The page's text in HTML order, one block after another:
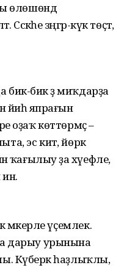
өлөшөндә
зәңгәр-күк төҫтә,
бик әҙ миҡдарҙа
япрағын
оҙаҡ көттөрмәҫ –
эс китә, йөрәк
ҡағылыу ҙа хәүефле,
мәкерле үҫемлек.
дарыу урынына
Күберәк һаҙлыҡлы,